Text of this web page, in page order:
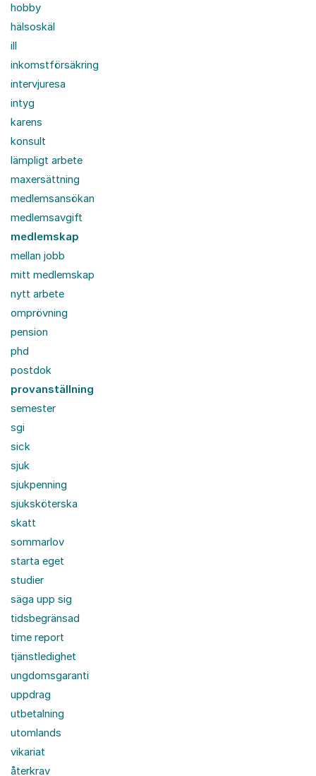
hobby
hälsoskäl
ill
inkomstförsäkring
intervjuresa
intyg
karens
konsult
lämpligt arbete
maxersättning
medlemsansökan
medlemsavgift
medlemskap
mellan jobb
mitt medlemskap
nytt arbete
omprövning
pension
phd
postdok
provanställning
semester
sgi
sick
sjuk
sjukpenning
sjuksköterska
skatt
sommarlov
starta eget
studier
säga upp sig
tidsbegränsad
time report
tjänstledighet
ungdomsgaranti
uppdrag
utbetalning
utomlands
vikariat
återkrav